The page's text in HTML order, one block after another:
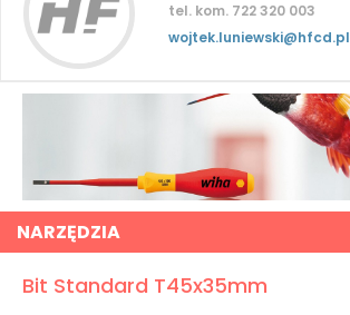
tel. kom. 722 320 003
wojtek.luniewski@hfcd.pl
NARZĘDZIA
Bit Standard T45x35mm